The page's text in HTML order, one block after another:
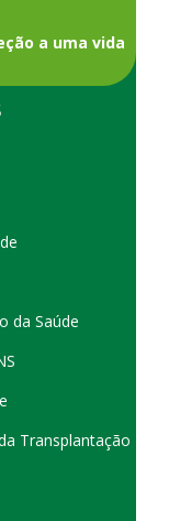
a uma vida
da Saúde
Transplantação